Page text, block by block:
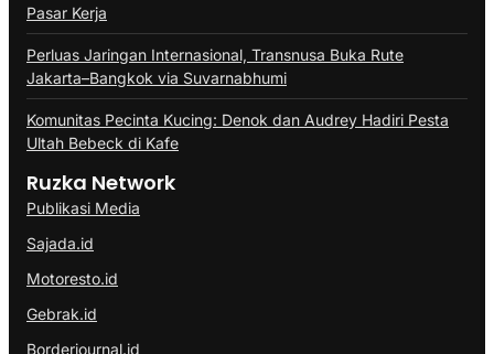
Pasar Kerja
Perluas Jaringan Internasional, Transnusa Buka Rute
Jakarta–Bangkok via Suvarnabhumi
Komunitas Pecinta Kucing: Denok dan Audrey Hadiri Pesta
Ultah Bebeck di Kafe
Ruzka Network
Publikasi Media
Sajada.id
Motoresto.id
Gebrak.id
Borderjournal.id